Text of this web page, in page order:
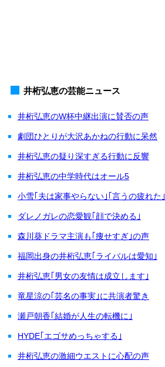
井桁弘恵の芸能ニュース
井桁弘恵のW杯中継出演に賛否の声
劇団ひとりが大沢あかねの行動に呆然
井桁弘恵の疑り深すぎる行動に反響
井桁弘恵の中学時代はオール5
小雪｢夫は家事やらない｣｢言うの疲れた｣
ダレノガレの恋愛観｢顔で決める｣
森川葵ドラマ主演も｢痩せすぎ｣の声
福岡出身の井桁弘恵｢ライバルは愛知｣
井桁弘恵｢男女の友情は成立します｣
竜星涼の｢芸名の事実｣に共演者驚き
瀬戸朝香｢結婚が人生の転機に｣
HYDE｢エゴサめっちゃする｣
井桁弘恵の激細ウエストに心配の声